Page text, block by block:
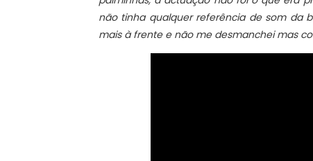
não tinha qualquer referência de som da
mais à frente e não me desmanchei mas